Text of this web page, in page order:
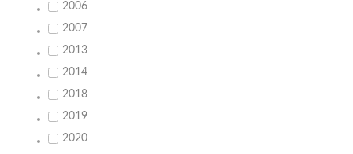
2006
2007
2013
2014
2018
2019
2020